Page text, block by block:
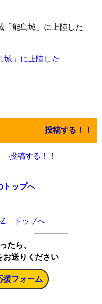
「能島城」に上陸した
城」に上陸した
投稿する！！
投稿する！！
トップへ
Z トップへ
たら、
お送りください
援フォーム